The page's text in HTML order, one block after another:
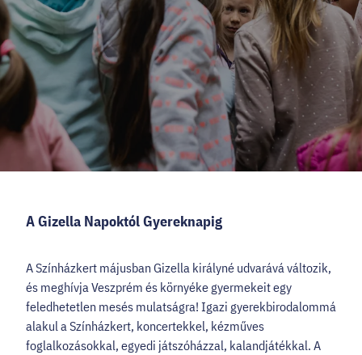
KARRIER
FacebookInstagramYouTubeTwitter
A Gizella Napoktól Gyereknapig
A Színházkert májusban Gizella királyné udvarává változik,
és meghívja Veszprém és környéke gyermekeit egy
feledhetetlen mesés mulatságra! Igazi gyerekbirodalommá
alakul a Színházkert, koncertekkel, kézműves
foglalkozásokkal, egyedi játszóházzal, kalandjátékkal. A